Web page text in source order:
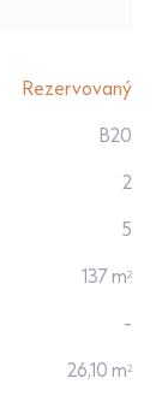
Rezervovaný
B20
2
5
137 m2
-
26,10 m2